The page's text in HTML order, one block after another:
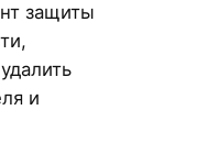
защиты
и